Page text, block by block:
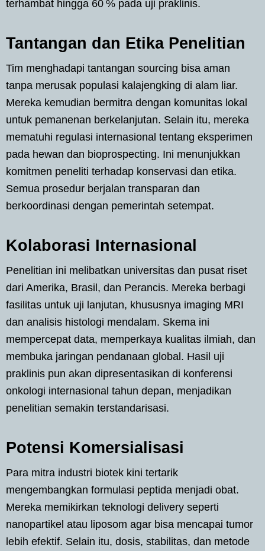
terhambat hingga 60 % pada uji praklinis.
Tantangan dan Etika Penelitian
Tim menghadapi tantangan sourcing bisa aman
tanpa merusak populasi kalajengking di alam liar.
Mereka kemudian bermitra dengan komunitas lokal
untuk pemanenan berkelanjutan. Selain itu, mereka
mematuhi regulasi internasional tentang eksperimen
pada hewan dan bioprospecting. Ini menunjukkan
komitmen peneliti terhadap konservasi dan etika.
Semua prosedur berjalan transparan dan
berkoordinasi dengan pemerintah setempat.
Kolaborasi Internasional
Penelitian ini melibatkan universitas dan pusat riset
dari Amerika, Brasil, dan Perancis. Mereka berbagi
fasilitas untuk uji lanjutan, khususnya imaging MRI
dan analisis histologi mendalam. Skema ini
mempercepat data, memperkaya kualitas ilmiah, dan
membuka jaringan pendanaan global. Hasil uji
praklinis pun akan dipresentasikan di konferensi
onkologi internasional tahun depan, menjadikan
penelitian semakin terstandarisasi.
Potensi Komersialisasi
Para mitra industri biotek kini tertarik
mengembangkan formulasi peptida menjadi obat.
Mereka memikirkan teknologi delivery seperti
nanopartikel atau liposom agar bisa mencapai tumor
lebih efektif. Selain itu, dosis, stabilitas, dan metode